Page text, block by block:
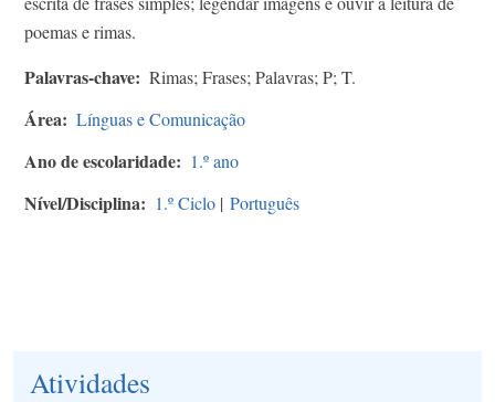
poemas e rimas.
Palavras-chave Rimas; Frases; Palavras; P; T.
Área Línguas e Comunicação
Ano de escolaridade 1.º ano
Nível/Disciplina 1.º Ciclo | Português
Atividades